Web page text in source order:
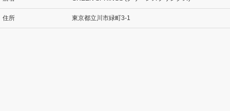
住所 東京都立川市緑町3-1